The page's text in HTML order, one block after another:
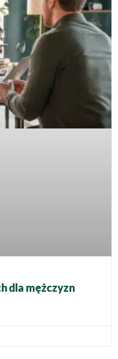
dla mężczyzn